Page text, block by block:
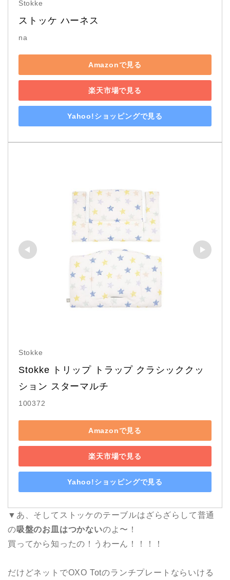
Stokke
ストッケ ハーネス
na
Amazonで見る
楽天市場で見る
Yahoo!ショッピングで見る
Stokke
Stokke トリップ トラップ クラシッククッ
ション スターマルチ
100372
Amazonで見る
楽天市場で見る
Yahoo!ショッピングで見る
▼あ、そしてストッケのテーブルはざらざらして普通
の吸盤のお皿はつかないのよ〜！
買ってから知ったの！うわーん！！！！
だけどネットでOXO Totのランチプレートならいける